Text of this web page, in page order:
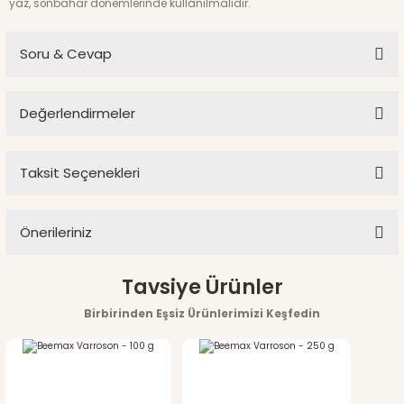
yaz, sonbahar dönemlerinde kullanılmalıdır.
Soru & Cevap
Değerlendirmeler
Taksit Seçenekleri
Önerileriniz
Bu ürünün fiyat bilgisi, resim, ürün açıklamalarında ve diğer
konularda yetersiz gördüğünüz noktaları öneri formunu
Tavsiye Ürünler
Birbirinden Eşsiz Ürünlerimizi Keşfedin